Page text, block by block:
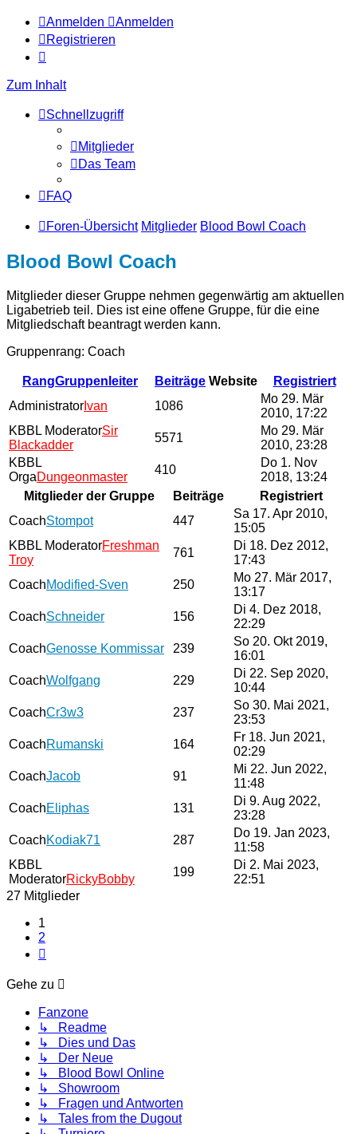
Anmelden
Anmelden
Registrieren
Zum Inhalt
Schnellzugriff
Mitglieder
Das Team
FAQ
Foren-Übersicht Mitglieder Blood Bowl Coach
Blood Bowl Coach
Mitglieder dieser Gruppe nehmen gegenwärtig am aktuellen
Ligabetrieb teil. Dies ist eine offene Gruppe, für die eine
Mitgliedschaft beantragt werden kann.
Gruppenrang: Coach
RangGruppenleiter Beiträge Website
Registriert
Administrator Ivan 1086
Mo 29. Mär
2010, 17:22
KBBL ModeratorSir
Blackadder
5571
Mo 29. Mär
2010, 23:28
KBBL
OrgaDungeonmaster
410
Do 1. Nov
2018, 13:24
Mitglieder der Gruppe
Beiträge
Registriert
CoachStompot 447
Sa 17. Apr 2010,
15:05
KBBL ModeratorFreshman
Troy
761
Di 18. Dez 2012,
17:43
CoachModified-Sven 250
Mo 27. Mär 2017,
13:17
CoachSchneider 156
Di 4. Dez 2018,
22:29
CoachGenosse Kommissar 239
So 20. Okt 2019,
16:01
CoachWolfgang 229
Di 22. Sep 2020,
10:44
CoachCr3w3 237
So 30. Mai 2021,
23:53
CoachRumanski 164
Fr 18. Jun 2021,
02:29
CoachJacob 91
Mi 22. Jun 2022,
11:48
CoachEliphas 131
Di 9. Aug 2022,
23:28
CoachKodiak71 287
Do 19. Jan 2023,
11:58
KBBL
ModeratorRickyBobby
199
Di 2. Mai 2023,
22:51
27 Mitglieder
1
2
Gehe zu
Fanzone
↳ Readme
↳ Dies und Das
↳ Der Neue
↳ Blood Bowl Online
↳ Showroom
↳ Fragen und Antworten
↳ Tales from the Dugout